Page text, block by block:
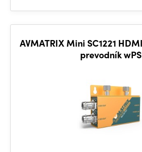
AVMATRIX Mini SC1221
prevodník